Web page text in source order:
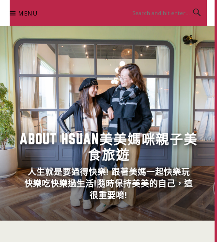
content
MENU
ABOUT HSUAN美美媽咪親子美
食旅遊
人生就是要過得快樂! 跟著美媽一起快樂玩
快樂吃快樂過生活!隨時保持美美的自己，這
很重要唷!